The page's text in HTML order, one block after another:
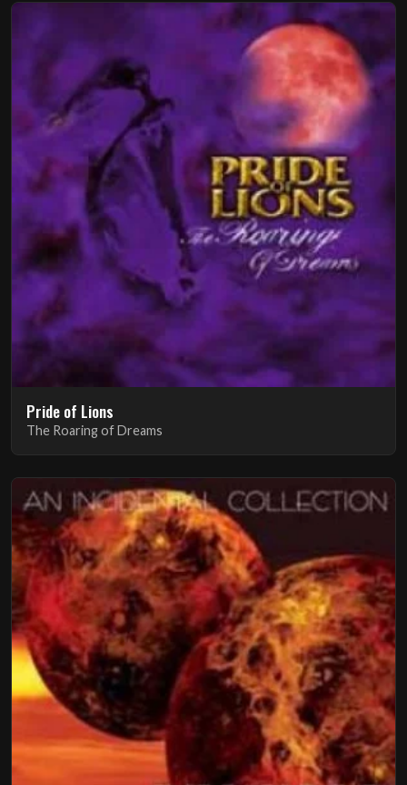
Pride of Lions
The Roaring of Dreams